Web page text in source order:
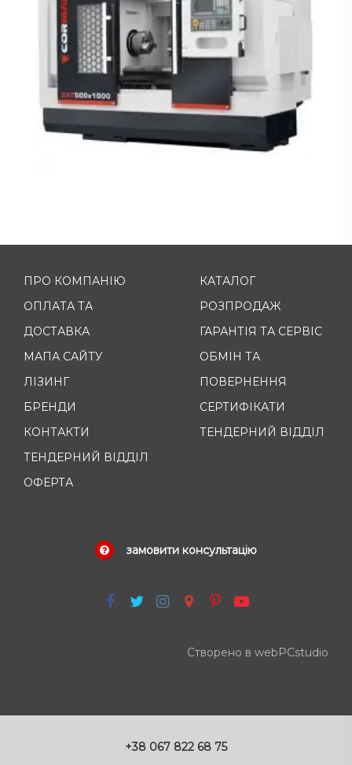
ПРО КОМПАНІЮ
ОПЛАТА ТА
ДОСТАВКА
МАПА САЙТУ
ЛІЗИНГ
БРЕНДИ
КОНТАКТИ
ТЕНДЕРНИЙ ВІДДІЛ
ОФЕРТА
КАТАЛОГ
РОЗПРОДАЖ
ГАРАНТІЯ ТА СЕРВІС
ОБМІН ТА
ПОВЕРНЕННЯ
СЕРТИФІКАТИ
ТЕНДЕРНИЙ ВІДДІЛ
замовити консультацію
Створено в webPCstudio
+38 067 822 68 75